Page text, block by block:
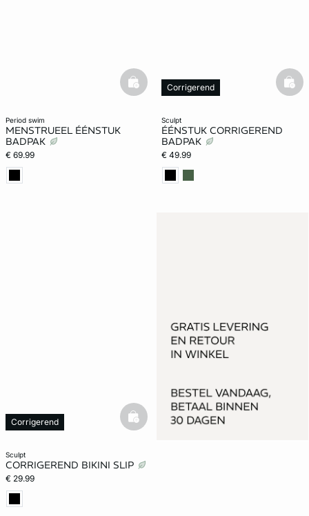
period swim
MENSTRUEEL ÉÉNSTUK
BADPAK
€ 69.99
basketfull
sculpt
ÉÉNSTUK CORRIGEREND
BADPAK
€ 49.99
Corrigerend
sculpt
CORRIGEREND BIKINI SLIP
€ 29.99
Corrigerend basketfull